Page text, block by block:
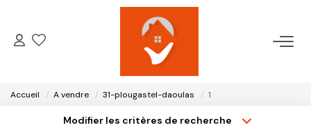
ACCUEIL
Accueil A vendre 31-plougastel-daoulas 1
Modifier les critères de recherche